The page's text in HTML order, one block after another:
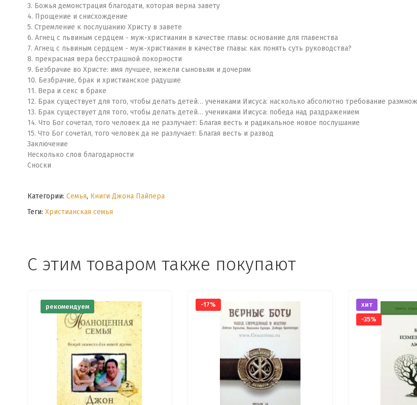
3. Божья демонстрация благодати, которая верна завету
4. Прощение и снисхождение
5. Стремление к послушанию Христу в завете
6. Агнец с львиным сердцем - муж-христианин в качестве главы: основание для главенства
7. Агнец с львиным сердцем - муж-христианин в качестве главы: как понять суть руководства?
8. прекрасная вера бесстрашной покорности
9. Безбрачие во Христе: имя лучшее, нежели сыновьям и дочерям
10. Безбрачие, брак и христианское радушие
11. Вера и секс в браке
12. Брак существует для того, чтобы делать детей… учениками Иисуса: насколько абсолютно требование
13. Брак существует для того, чтобы делать детей… учениками Иисуса: победа над раздражением
14. Что Бог сочетал, того человек да не разлучает: Благая весть и радикальное новое послушание
15. Что Бог сочетал, того человек да не разлучает: Благая весть и развод
Заключение
Несколько слов благодарности
Сноски
Категории: Семья, Книги Джона Пайпера
Теги: Христианская семья
С этим товаром также покупают
рекомендуем -17%
хит
-35%